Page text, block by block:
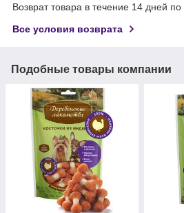
Возврат товара в течение 14 дней по
Все условия возврата
Подобные товары компании